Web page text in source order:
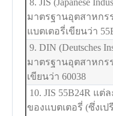
8. JIS (Japanese
มาตรฐานอุตสาหกร
แบตเตอรี่เขียนว่า
9. DIN (Deutsches
มาตรฐานอุตสาหกร
เขียนว่า 60038
10. JIS 55B24R แ
ของแบตเตอรี่ (ซึ่งเ